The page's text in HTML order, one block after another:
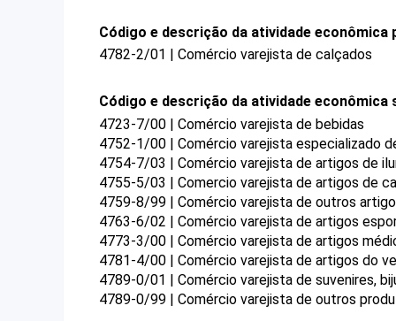
Código e descrição da atividade econômica
4782-2/01 | Comércio varejista de calçados
Código e descrição da atividade econômica
4723-7/00 | Comércio varejista de bebidas
4752-1/00 | Comércio varejista especializado
4754-7/03 | Comércio varejista de artigos de
4755-5/03 | Comercio varejista de artigos de
4759-8/99 | Comércio varejista de outros
4763-6/02 | Comércio varejista de artigos
4773-3/00 | Comércio varejista de artigos
4781-4/00 | Comércio varejista de artigos do
4789-0/01 | Comércio varejista de suvenires,
4789-0/99 | Comércio varejista de outros